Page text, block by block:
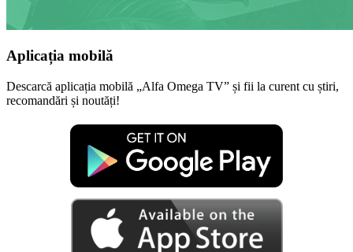
Aplicația mobilă
Descarcă aplicația mobilă „Alfa Omega TV” și fii la curent cu știri,
recomandări și noutăți!